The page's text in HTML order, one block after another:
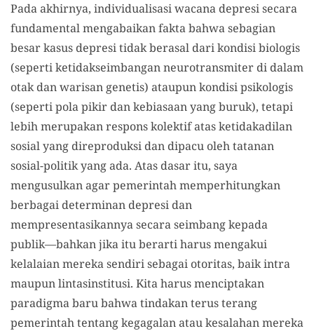
Pada akhirnya, individualisasi wacana depresi secara
fundamental mengabaikan fakta bahwa sebagian
besar kasus depresi tidak berasal dari kondisi biologis
(seperti ketidakseimbangan neurotransmiter di dalam
otak dan warisan genetis) ataupun kondisi psikologis
(seperti pola pikir dan kebiasaan yang buruk), tetapi
lebih merupakan respons kolektif atas ketidakadilan
sosial yang direproduksi dan dipacu oleh tatanan
sosial-politik yang ada. Atas dasar itu, saya
mengusulkan agar pemerintah memperhitungkan
berbagai determinan depresi dan
mempresentasikannya secara seimbang kepada
publik—bahkan jika itu berarti harus mengakui
kelalaian mereka sendiri sebagai otoritas, baik intra
maupun lintasinstitusi. Kita harus menciptakan
paradigma baru bahwa tindakan terus terang
pemerintah tentang kegagalan atau kesalahan mereka